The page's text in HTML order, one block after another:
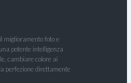
miglioramento foto e
potente intelligenza
cambiare colore ai
perfezione direttamente